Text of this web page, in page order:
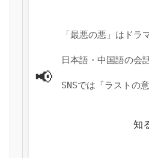
📢
「最悪の悪」はド
日本語・中国語の会
SNSでは「ラストの
知る